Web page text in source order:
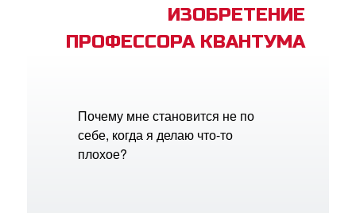
ИЗОБРЕТЕНИЕ
ПРОФЕССОРА КВАНТУМА
Почему мне становится не по
себе, когда я делаю что-то
плохое?